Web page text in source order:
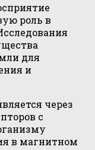
роль в
для
и
через
с
в магнитном